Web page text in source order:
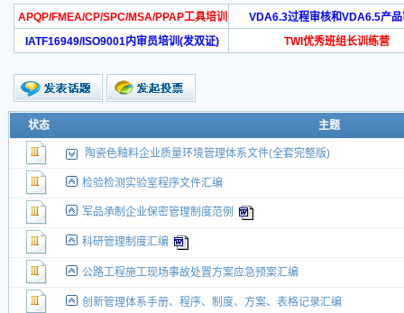
APQP/FMEA/CP/SPC/MSA/PPAP工具培训
VDA6.3过程审核和VDA6.5产品
IATF16949/ISO9001内审员培训(发双证)
TWI优秀班组长训练营
状态 主题
陶瓷色釉料企业质量环境管理体系文件(全套完整版)
检验检测实验室程序文件汇编
军品承制企业保密管理制度范例
科研管理制度汇编
公路工程施工现场事故处置方案应急预案汇编
创新管理体系手册、程序、制度、方案、表格记录汇编